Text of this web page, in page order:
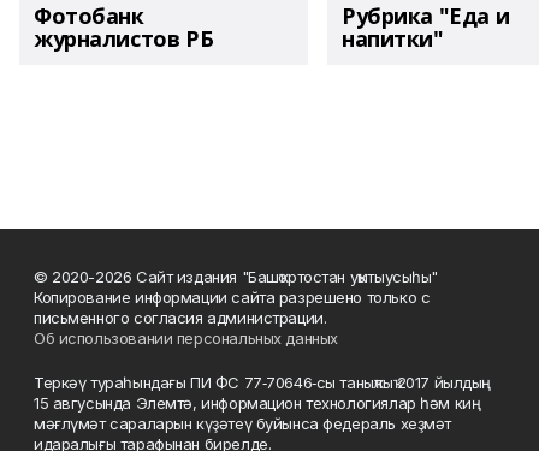
Фотобанк
журналистов РБ
Рубрика "Еда и
напитки"
© 2020-2026 Сайт издания "Башҡортостан уҡытыусыһы"
Копирование информации сайта разрешено только с
письменного согласия администрации.
Об использовании персональных данных
Теркәү тураһындағы ПИ ФС 77‑70646‑сы таныҡлыҡ 2017 йылдың
15 авгусында Элемтә, информацион технологиялар һәм киң
мәғлүмәт сараларын күҙәтеү буйынса федераль хеҙмәт
идаралығы тарафынан бирелде.